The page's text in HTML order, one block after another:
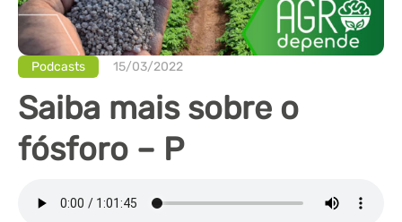
Podcasts 15/03/2022
Saiba mais sobre o
fósforo – P